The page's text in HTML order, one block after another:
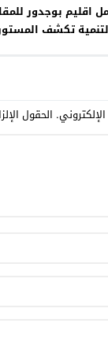
اقليم بوجدور
تكشف
الحقول